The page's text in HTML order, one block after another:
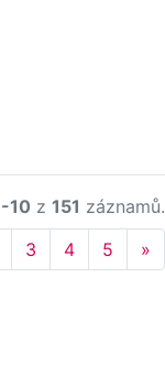
10 z 151 záznamů.
3 4 5 »